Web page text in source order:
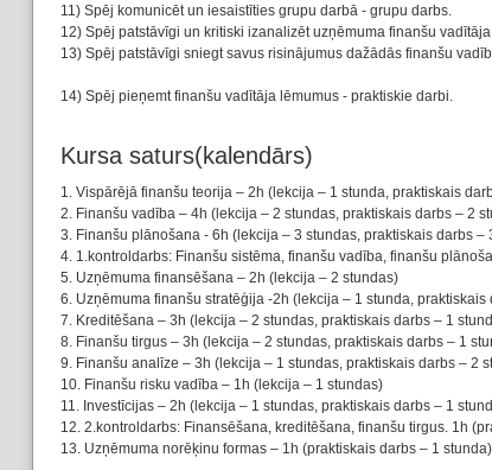
11) Spēj komunicēt un iesaistīties grupu darbā - grupu darbs.
12) Spēj patstāvīgi un kritiski izanalizēt uzņēmuma finanšu
13) Spēj patstāvīgi sniegt savus risinājumus dažādās finanšu
14) Spēj pieņemt finanšu vadītāja lēmumus - praktiskie darbi.
Kursa saturs(kalendārs)
1. Vispārējā finanšu teorija – 2h (lekcija – 1 stunda, praktiskais
2. Finanšu vadība – 4h (lekcija – 2 stundas, praktiskais darbs – 2
3. Finanšu plānošana - 6h (lekcija – 3 stundas, praktiskais darbs –
4. 1.kontroldarbs: Finanšu sistēma, finanšu vadība, finanšu
5. Uzņēmuma finansēšana – 2h (lekcija – 2 stundas)
6. Uzņēmuma finanšu stratēģija -2h (lekcija – 1 stunda, praktiskais
7. Kreditēšana – 3h (lekcija – 2 stundas, praktiskais darbs – 1
8. Finanšu tirgus – 3h (lekcija – 2 stundas, praktiskais darbs – 1
9. Finanšu analīze – 3h (lekcija – 1 stundas, praktiskais darbs – 2
10. Finanšu risku vadība – 1h (lekcija – 1 stundas)
11. Investīcijas – 2h (lekcija – 1 stundas, praktiskais darbs – 1
12. 2.kontroldarbs: Finansēšana, kreditēšana, finanšu tirgus. 1h
13. Uzņēmuma norēķinu formas – 1h (praktiskais darbs – 1 stunda)